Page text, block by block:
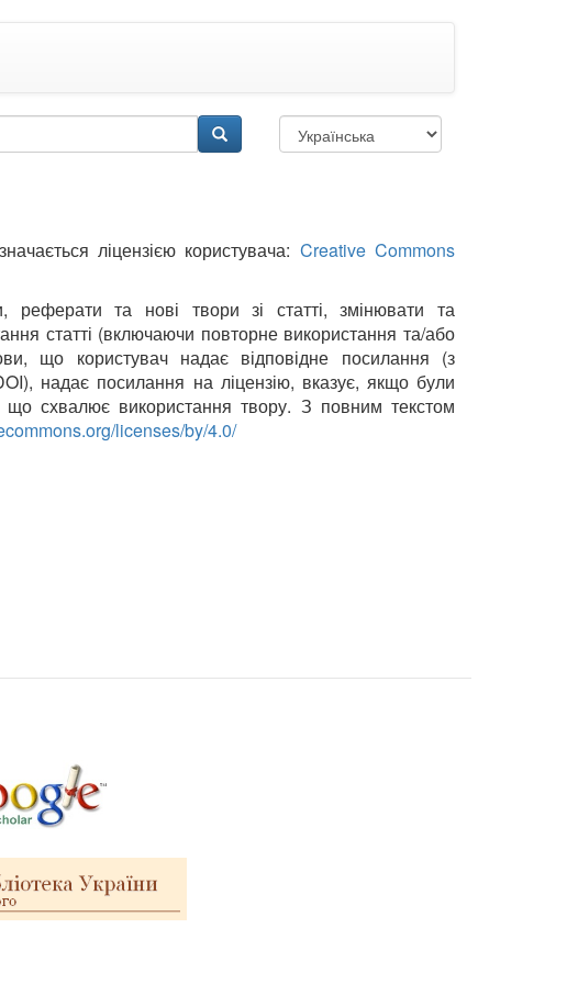
ліцензією користувача: Creative Commons
реферати та нові твори зі статті, змінювати та
статті (включаючи повторне використання та/або
що користувач надає відповідне посилання (з
надає посилання на ліцензію, вказує, якщо були
що схвалює використання твору. З повним текстом
licenses/by/4.0/